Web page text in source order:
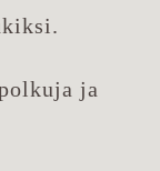
ja